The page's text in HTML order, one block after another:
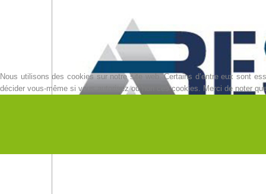
Nous utilisons des cookies sur notre site web. Certains d’entre eux sont
décider vous-même si vous autorisez ou non ces cookies. Merci de noter